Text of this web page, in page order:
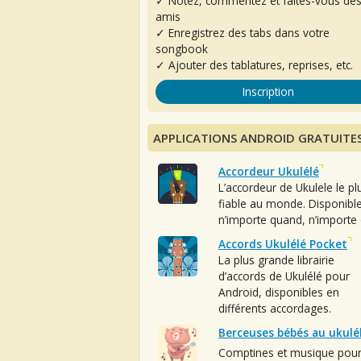
amis
✓ Enregistrez des tabs dans votre
songbook
✓ Ajouter des tablatures, reprises, etc.
Inscription
APPLICATIONS ANDROID
Accordeur Ukulélé
L’accordeur de Ukulele le
fiable au monde. Disponible
n’importe quand, n’importe
Accords Ukulélé Pocket
La plus grande librairie
d’accords de Ukulélé pour
Android, disponibles en
différents accordages.
Berceuses bébés au
Comptines et musique pour